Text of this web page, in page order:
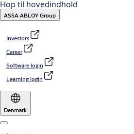
Hop til hovedindhold
ASSA ABLOY Group
Investors
Career
Software login
Learning login
Denmark
Menu